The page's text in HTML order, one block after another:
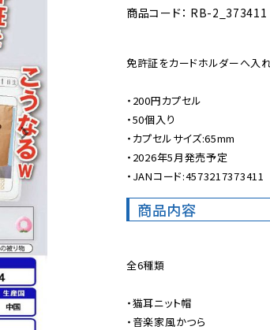
商品コード： RB-2_373411
免許証をカードホルダーへ入
・200円カプセル
・50個入り
・カプセルサイズ:65mm
・2026年5月発売予定
・JANコード:4573217373411
商品内容
全6種類
・猫耳ニット帽
・音楽家風かつら